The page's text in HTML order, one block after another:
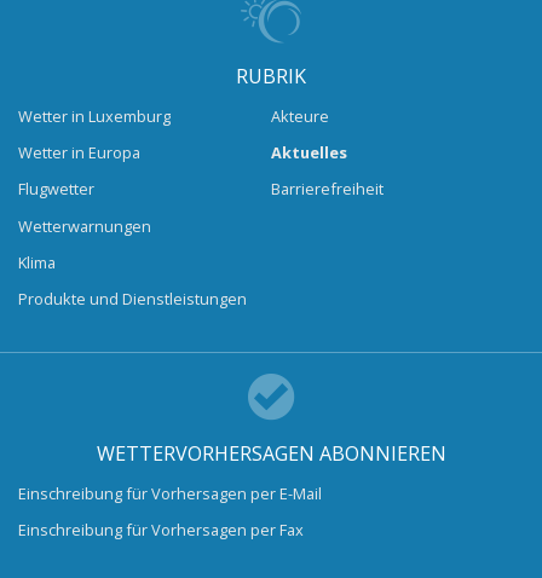
RUBRIK
Wetter in Luxemburg
Wetter in Europa
Flugwetter
Wetterwarnungen
Klima
Produkte und Dienstleistungen
Akteure
Aktuelles
Barrierefreiheit
WETTERVORHERSAGEN ABONNIEREN
Einschreibung für Vorhersagen per E-Mail
Einschreibung für Vorhersagen per Fax